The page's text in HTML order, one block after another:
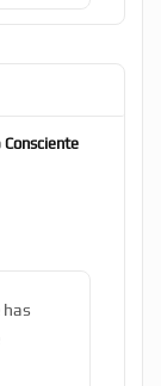
Consciente
has